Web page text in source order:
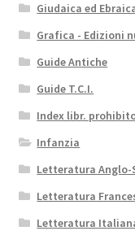
Giudaica ed
Grafica - Edizioni
Guide Antiche
Guide T.C.I.
Index libr.
Infanzia
Letteratura Anglo-
Letteratura
Letteratura